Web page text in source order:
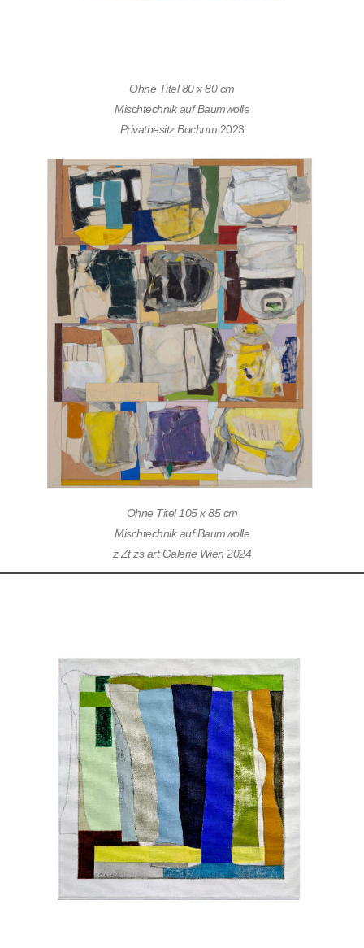
Ohne Titel 80 x 80 cm
Mischtechnik auf Baumwolle
Privatbesitz Bochum 2023
Ohne Titel 105 x 85 cm
Mischtechnik auf Baumwolle
z.Zt zs art Galerie Wien 2024